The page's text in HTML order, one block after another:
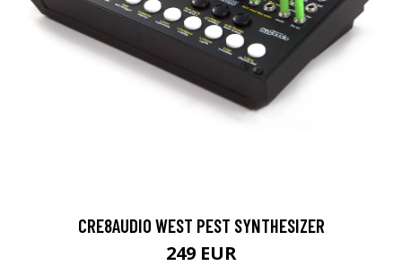
CRE8AUDIO WEST PEST SYNTHESIZER
249 EUR